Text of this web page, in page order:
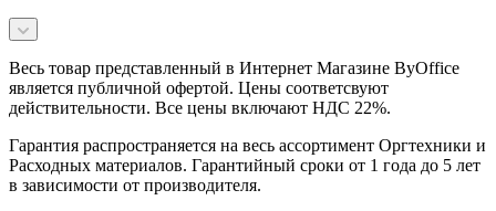
Весь товар представленный в Интернет Магазине ByOffice
является публичной офертой. Цены соответсвуют
действительности. Все цены включают НДС 22%.
Гарантия распространяется на весь ассортимент Оргтехники и
Расходных материалов. Гарантийный сроки от 1 года до 5 лет
в зависимости от производителя.